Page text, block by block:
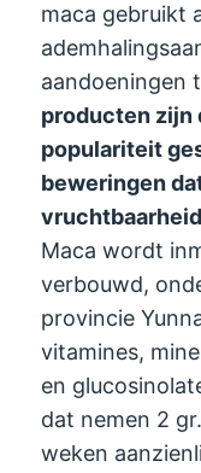
maca gebruikt
aandoeningen
producten zijn
populariteit
beweringen
Maca wordt
verbouwd,
provincie
vitamines,
en
dat nemen 2
weken